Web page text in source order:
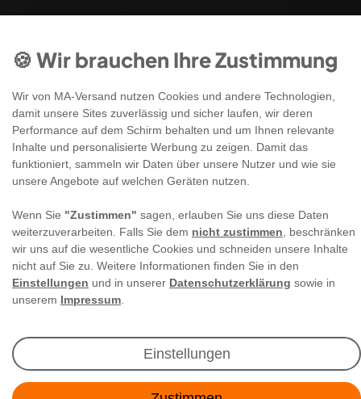
🍪 Wir brauchen Ihre Zustimmung
Wir von MA-Versand nutzen Cookies und andere Technologien,
damit unsere Sites zuverlässig und sicher laufen, wir deren
Performance auf dem Schirm behalten und um Ihnen relevante
Inhalte und personalisierte Werbung zu zeigen. Damit das
funktioniert, sammeln wir Daten über unsere Nutzer und wie sie
unsere Angebote auf welchen Geräten nutzen.
Wenn Sie "Zustimmen" sagen, erlauben Sie uns diese Daten
weiterzuverarbeiten. Falls Sie dem nicht zustimmen , beschränken
wir uns auf die wesentliche Cookies und schneiden unsere Inhalte
nicht auf Sie zu. Weitere Informationen finden Sie in den
Einstellungen und in unserer Datenschutzerklärung sowie in
unserem Impressum
Einstellungen
Newsletter Anmeldung
Angebote & Rabatte per E-Mail erhalten - Geld
E-MAIL **
Ich akzeptiere die
** Hierbei handelt es sich um ein Pflichtfeld.